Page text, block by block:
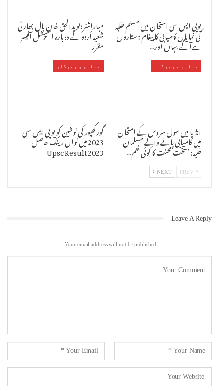
یوپی ایس سی امتحان میں مسلم طلبہ
کی نمایاں کامیابی کا پیغام :ستاروں
سےآگے جہاں اور…
مہاراشٹر:نویدالحق خان بال بھارتی
شعبہ اُردو کے دوبارہ اسپیشل آفیسر
مقرر
تعلیم و روزگار
انڈیا میں سول سروس کے امتحان
میں کامیابی پانے والے مسلمان
طلبہ: ’سخت محنت کا کوئی نعم…
تعلیم و روزگار
گورکھپور کی نوشین کو یو پی ایس سی
2023 میں نواں رینک حاصل –
Upsc Result 2023
NEXT
Leave A Reply
Your email address will not be published.